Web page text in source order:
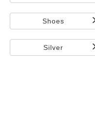
Shoes
Silver